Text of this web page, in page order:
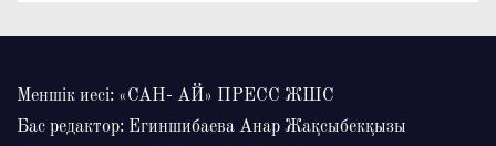
Меншік иесі: «САН- АЙ» ПРЕСС ЖШС
Бас редактор: Егиншибаева Анар Жақсыбекқызы